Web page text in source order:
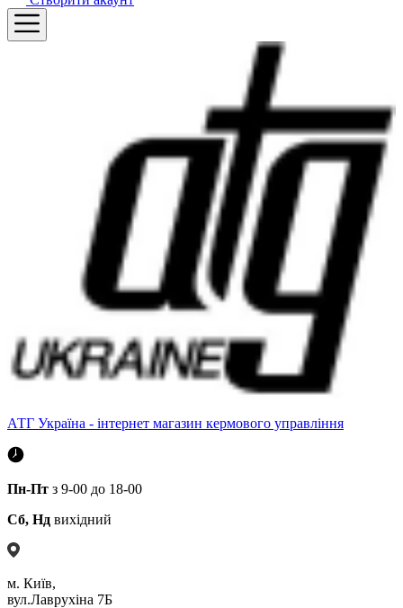
АТГ Україна - інтернет магазин кермового управління
Пн-Пт з 9-00 до 18-00
Сб, Нд вихідний
м. Київ,
вул.Лаврухіна 7Б